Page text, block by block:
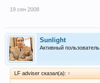
19 сен 2008
Sunlight
Активный пользователь
LF adviser сказал(а): ↑